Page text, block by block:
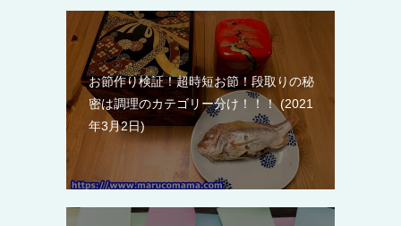
お節作り検証！超時短お節！段取りの秘
密は調理のカテゴリー分け！！！ 2021
年3月2日